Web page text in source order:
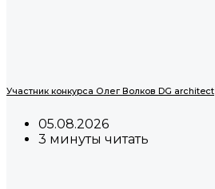
Участник конкурса Олег Волков DG architect
05.08.2026
3 минуты читать